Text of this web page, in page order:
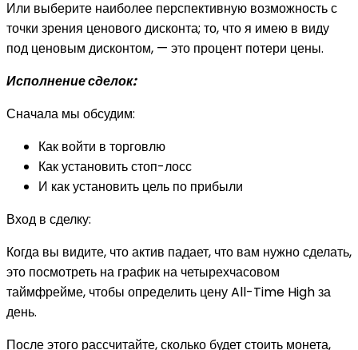
Или выберите наиболее перспективную возможность с
точки зрения ценового дисконта; то, что я имею в виду
под ценовым дисконтом, — это процент потери цены.
Исполнение сделок:
Сначала мы обсудим:
Как войти в торговлю
Как установить стоп-лосс
И как установить цель по прибыли
Вход в сделку:
Когда вы видите, что актив падает, что вам нужно сделать,
это посмотреть на график на четырехчасовом
таймфрейме, чтобы определить цену All-Time High за
день.
После этого рассчитайте, сколько будет стоить монета,